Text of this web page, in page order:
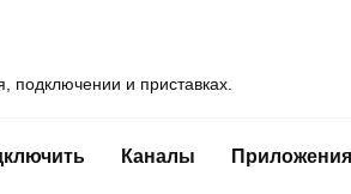
и приставках.
Каналы Приложения